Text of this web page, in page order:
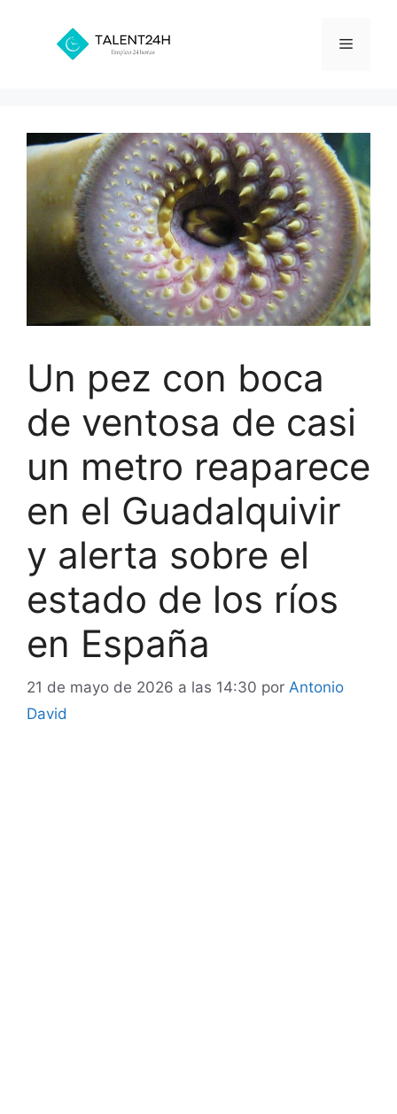
contenido
Menú
Un pez con boca
de ventosa de casi
un metro reaparece
en el Guadalquivir
y alerta sobre el
estado de los ríos
en España
21 de mayo de 2026 a las 14:30 por Antonio
David